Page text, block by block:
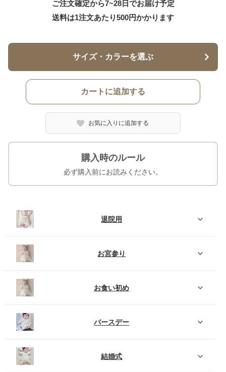
ご注文確定から7~28日でお届け予定
送料は1注文あたり500円かかります
サイズ・カラーを選ぶ
カートに追加する
お気に入りに追加する
購入時のルール
必ず購入前にお読みください。
退院用
お宮参り
お食い初め
バースデー
結婚式